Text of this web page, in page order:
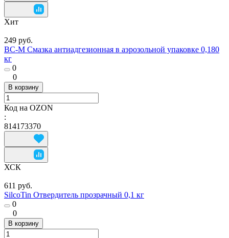
Хит
249 руб.
ВС-М Смазка антиадгезионная в аэрозольной упаковке 0,180
кг
0
0
В корзину
Код на OZON
:
814173370
ХСК
611 руб.
SilcoTin Отвердитель прозрачный 0,1 кг
0
0
В корзину